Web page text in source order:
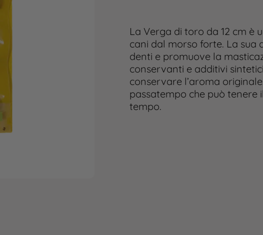
La Verga di toro da 12 cm è
cani dal morso forte. La sua
denti e promuove la
conservanti e additivi
conservare l’aroma
passatempo che può
tempo.